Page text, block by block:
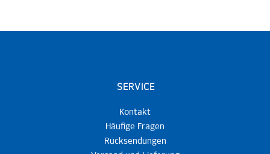
SERVICE
Kontakt
Häufige Fragen
Rücksendungen